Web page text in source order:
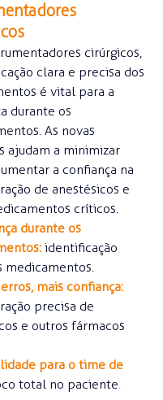
cirúrgicos,
clara e precisa dos
é vital para a
durante os
As novas
ajudam a minimizar
a confiança na
de anestésicos e
críticos.
durante os
identificação
medicamentos.
mais confiança:
precisa de
e outros fármacos
para o time de
total no paciente.